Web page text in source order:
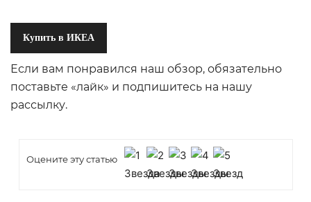
Купить в ИКЕА
Если вам понравился наш обзор, обязательно
поставьте «лайк» и подпишитесь на нашу
рассылку.
Оцените эту статью